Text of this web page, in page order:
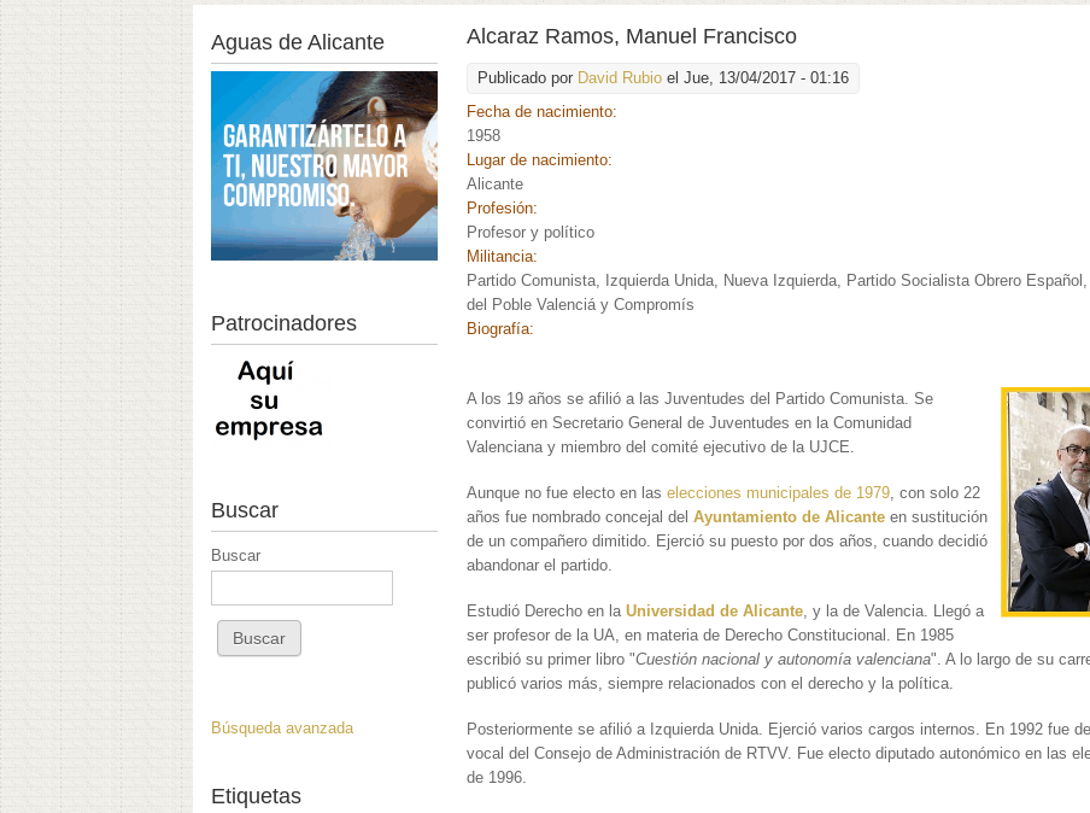
Alcaraz Ramos, Manuel Francisco
Publicado por David Rubio el Jue, 13/04/2017 - 01:16
Fecha de nacimiento:
1958
Lugar de nacimiento:
Alicante
Profesión:
Profesor y político
Militancia:
Partido Comunista, Izquierda Unida, Nueva Izquierda, Partido Socialista Obrero
del Poble Valenciá y Compromís
Biografía:
A los 19 años se afilió a las Juventudes del Partido Comunista. Se
convirtió en Secretario General de Juventudes en la Comunidad
Valenciana y miembro del comité ejecutivo de la UJCE.
Aunque no fue electo en laselecciones municipales de 1979, con solo 22
años fue nombrado concejal delAyuntamiento de Alicante en sustitución
de un compañero dimitido. Ejerció su puesto por dos años, cuando decidió
abandonar el partido.
Estudió Derecho en laUniversidad de Alicante, y la de Valencia. Llegó a
ser profesor de la UA, en materia de Derecho Constitucional. En 1985
escribió su primer libro "Cuestión nacional y autonomía valenciana". A lo largo de su
publicó varios más, siempre relacionados con el derecho y la política.
Posteriormente se afilió a Izquierda Unida. Ejerció varios cargos internos. En 1992 fue
vocal del Consejo de Administración de RTVV. Fue electo diputado autonómico en las
de 1996.
Aguas de Alicante
Patrocinadores
Buscar
Buscar
Búsqueda avanzada
Etiquetas